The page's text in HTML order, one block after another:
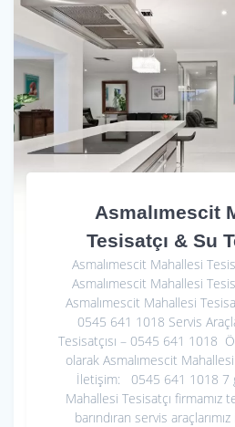
Asmalımescit
Tesisatçı & Su
Asmalımescit Mahallesi
Asmalımescit Mahallesi
Asmalımescit Mahallesi
0545 641 1018 Servis
Tesisatçısı – 0545 641 1018
olarak Asmalımescit
İletişim: 0545 641 1018 7
Mahallesi Tesisatçı firmamız
barındıran servis